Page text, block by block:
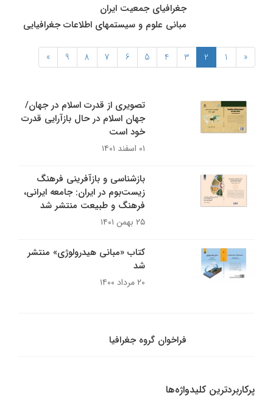
جغرافیای جمعیت ایران
مبانی علوم و سیستمهای اطلاعات جغرافیایی
«
1
2
3
4
5
6
7
8
9
»
تصویری از قدرت اسلام در جهان/
جهان اسلام در حال بازآرایی قدرت
خود است
۰۱ اسفند ۱۴۰۱
بازشناسی و بازآفرینی فرهنگ
زیست‌بوم در ایران: جامعه ایرانی،
فرهنگ و طبیعت منتشر شد
۲۵ بهمن ۱۴۰۱
کتاب «مبانی هیدرولوژی» منتشر
شد
۲۰ مرداد ۱۴۰۰
فراخوان گروه جغرافیا
پرکاربردترین کلیدواژه‌ها